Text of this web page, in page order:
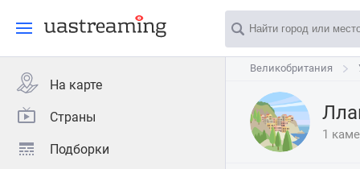
На карте
Страны
Подборки
Великобритания
Великобритания
1